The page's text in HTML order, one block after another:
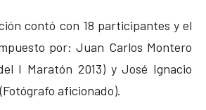
contó con 18 participantes y el
por: Juan Carlos Montero
I Maratón 2013) y José Ignacio
aficionado).